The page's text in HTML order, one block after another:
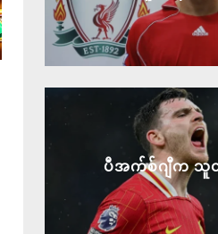
ပီအက်စ်ဂျီက သူ